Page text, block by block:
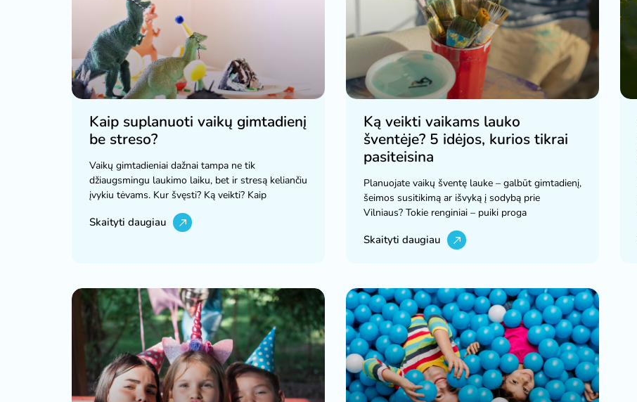
Kaip suplanuoti vaikų gimtadienį
be streso?
Vaikų gimtadieniai dažnai tampa ne tik
džiaugsmingu laukimo laiku, bet ir stresą keliančiu
įvykiu tėvams. Kur švęsti? Ką veikti? Kaip
Skaityti daugiau
Ką veikti vaikams lauko
šventėje? 5 idėjos, kurios tikrai
pasiteisina
Planuojate vaikų šventę lauke – galbūt gimtadienį,
šeimos susitikimą ar išvyką į sodybą prie
Vilniaus? Tokie renginiai – puiki proga
Skaityti daugiau